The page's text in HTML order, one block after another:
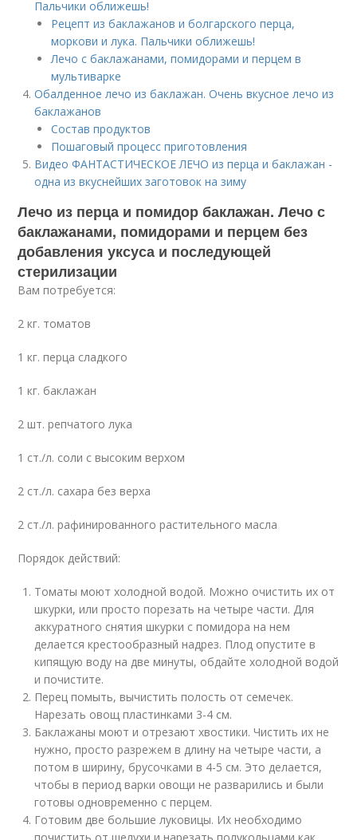
Пальчики оближешь!
Рецепт из баклажанов и болгарского перца,
моркови и лука. Пальчики оближешь!
Лечо с баклажанами, помидорами и перцем в
мультиварке
Обалденное лечо из баклажан. Очень вкусное лечо из
баклажанов
Состав продуктов
Пошаговый процесс приготовления
Видео ФАНТАСТИЧЕСКОЕ ЛЕЧО из перца и баклажан -
одна из вкуснейших заготовок на зиму
Лечо из перца и помидор баклажан. Лечо с
баклажанами, помидорами и перцем без
добавления уксуса и последующей
стерилизации
Вам потребуется:
2 кг. томатов
1 кг. перца сладкого
1 кг. баклажан
2 шт. репчатого лука
1 ст./л. соли с высоким верхом
2 ст./л. сахара без верха
2 ст./л. рафинированного растительного масла
Порядок действий:
Томаты моют холодной водой. Можно очистить их от
шкурки, или просто порезать на четыре части. Для
аккуратного снятия шкурки с помидора на нем
делается крестообразный надрез. Плод опустите в
кипящую воду на две минуты, обдайте холодной водой
и почистите.
Перец помыть, вычистить полость от семечек.
Нарезать овощ пластинками 3-4 см.
Баклажаны моют и отрезают хвостики. Чистить их не
нужно, просто разрежем в длину на четыре части, а
потом в ширину, брусочками в 4-5 см. Это делается,
чтобы в период варки овощи не разварились и были
готовы одновременно с перцем.
Готовим две большие луковицы. Их необходимо